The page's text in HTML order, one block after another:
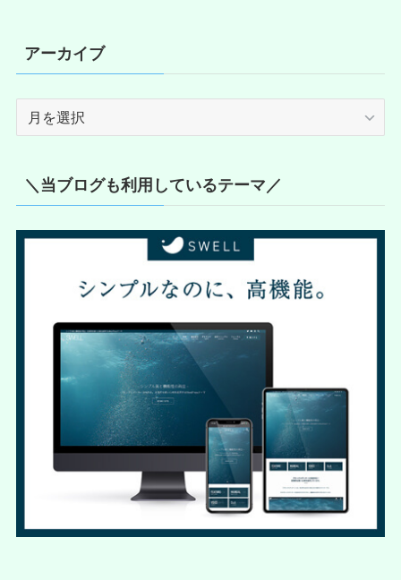
アーカイブ
＼当ブログも利用しているテーマ／